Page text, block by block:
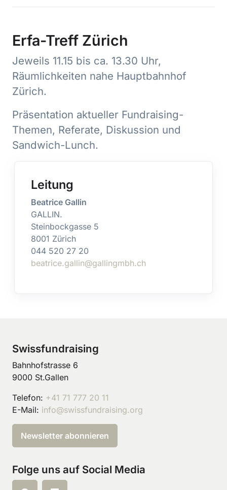
Erfa-Treff Zürich
Jeweils 11.15 bis ca. 13.30 Uhr,
Räumlichkeiten nahe Hauptbahnhof
Zürich.
Präsentation aktueller Fundraising-
Themen, Referate, Diskussion und
Sandwich-Lunch.
Leitung
Beatrice Gallin
GALLIN.
Steinbockgasse 5
8001 Zürich
044 520 27 20
beatrice.gallin@gallingmbh.ch
Swissfundraising
Bahnhofstrasse 6
9000 St.Gallen
Telefon: +41 71 777 20 11
E-Mail: info@swissfundraising.org
Newsletter abonnieren
Folge uns auf Social Media